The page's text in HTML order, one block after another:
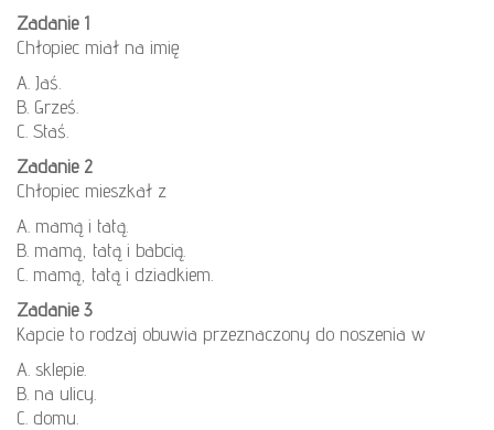
Zadanie 1
Chłopiec miał na imię
A. Jaś.
B. Grześ.
C. Staś.
Zadanie 2
Chłopiec mieszkał z
A. mamą i tatą.
B. mamą, tatą i babcią.
C. mamą, tatą i dziadkiem.
Zadanie 3
Kapcie to rodzaj obuwia przeznaczony do noszenia w
A. sklepie.
B. na ulicy.
C. domu.